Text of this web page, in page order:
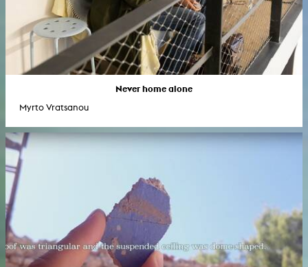
Never home alone
Myrto Vratsanou